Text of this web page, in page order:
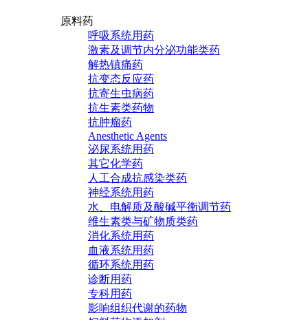
原料药
呼吸系统用药
激素及调节内分泌功能类药
解热镇痛药
抗变态反应药
抗寄生虫病药
抗生素类药物
抗肿瘤药
Anesthetic Agents
泌尿系统用药
其它化学药
人工合成抗感染类药
神经系统用药
水、电解质及酸碱平衡调节药
维生素类与矿物质类药
消化系统用药
血液系统用药
循环系统用药
诊断用药
专科用药
影响组织代谢的药物